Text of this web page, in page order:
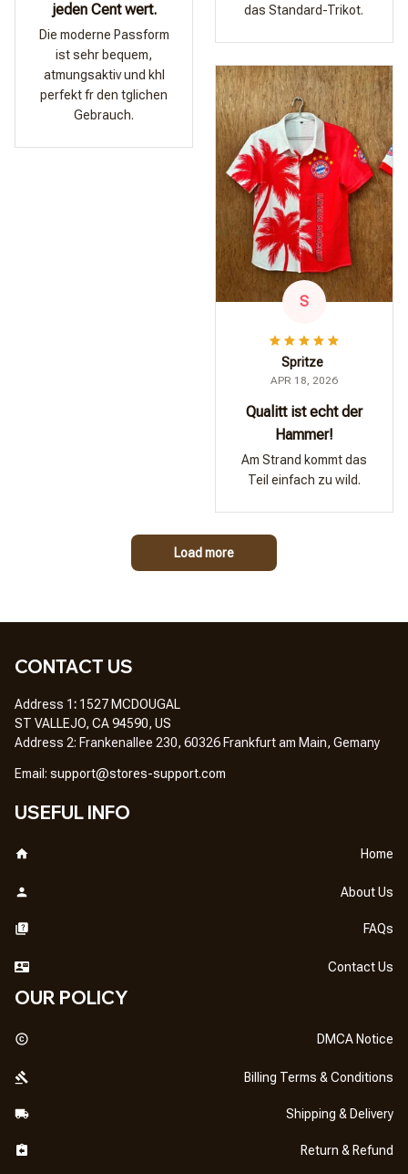
das Standard-Trikot.
jeden Cent wert.
Die moderne Passform
ist sehr bequem,
atmungsaktiv und khl
perfekt fr den tglichen
Gebrauch.
S
Spritze
APR 18, 2026
Qualitt ist echt der
Hammer!
Am Strand kommt das
Teil einfach zu wild.
Load more
CONTACT US
Address 1: 1527 MCDOUGAL
ST VALLEJO, CA 94590, US
Address 2: Frankenallee 230, 60326 Frankfurt am Main, Gemany
Email: support@stores-support.com
USEFUL INFO
Home
About Us
FAQs
Contact Us
OUR POLICY
DMCA Notice
Billing Terms & Conditions
Shipping & Delivery
Return & Refund